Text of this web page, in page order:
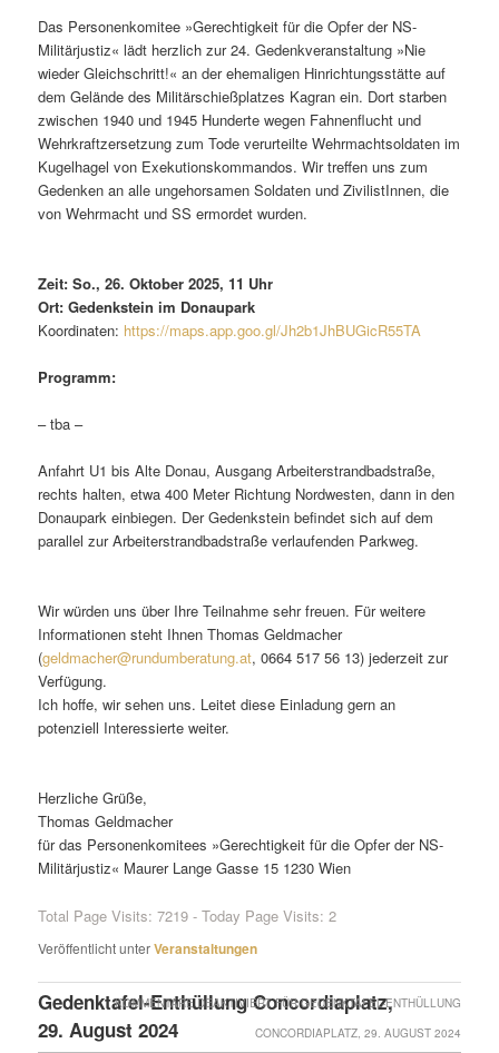
Das Personenkomitee »Gerechtigkeit für die Opfer der NS-
Militärjustiz« lädt herzlich zur 24. Gedenkveranstaltung »Nie
wieder Gleichschritt!« an der ehemaligen Hinrichtungsstätte auf
dem Gelände des Militärschießplatzes Kagran ein. Dort starben
zwischen 1940 und 1945 Hunderte wegen Fahnenflucht und
Wehrkraftzersetzung zum Tode verurteilte Wehrmachtsoldaten im
Kugelhagel von Exekutionskommandos. Wir treffen uns zum
Gedenken an alle ungehorsamen Soldaten und ZivilistInnen, die
von Wehrmacht und SS ermordet wurden.
Zeit: So., 26. Oktober 2025, 11 Uhr
Ort: Gedenkstein im Donaupark
Koordinaten: https://maps.app.goo.gl/Jh2b1JhBUGicR55TA
Programm:
– tba –
Anfahrt U1 bis Alte Donau, Ausgang Arbeiterstrandbadstraße,
rechts halten, etwa 400 Meter Richtung Nordwesten, dann in den
Donaupark einbiegen. Der Gedenkstein befindet sich auf dem
parallel zur Arbeiterstrandbadstraße verlaufenden Parkweg.
Wir würden uns über Ihre Teilnahme sehr freuen. Für weitere
Informationen steht Ihnen Thomas Geldmacher
(geldmacher@rundumberatung.at, 0664 517 56 13) jederzeit zur
Verfügung.
Ich hoffe, wir sehen uns. Leitet diese Einladung gern an
potenziell Interessierte weiter.
Herzliche Grüße,
Thomas Geldmacher
für das Personenkomitees »Gerechtigkeit für die Opfer der NS-
Militärjustiz« Maurer Lange Gasse 15 1230 Wien
Total Page Visits: 7219 - Today Page Visits: 2
Veröffentlicht unterVeranstaltungen
Gedenktafel-Enthüllung Concordiaplatz,
29. August 2024
KOMMENTARE DEAKTIVIERTFÜR GEDENKTAFEL-ENTHÜLLUNG
CONCORDIAPLATZ, 29. AUGUST 2024